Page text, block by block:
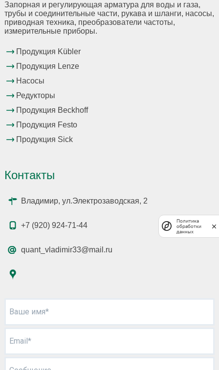
Запорная и регулирующая арматура для воды и газа,
трубы и соединительные части, рукава и шланги, насосы,
приводная техника, преобразователи частоты,
измерительные приборы.
Продукция Kübler
Продукция Lenze
Насосы
Редукторы
Продукция Beckhoff
Продукция Festo
Продукция Sick
Контакты
Владимир, ул.Электрозаводская, 2
+7 (920) 924-71-44
quant_vladimir33@mail.ru
Ваше имя*
Email*
Политика
обработки
данных